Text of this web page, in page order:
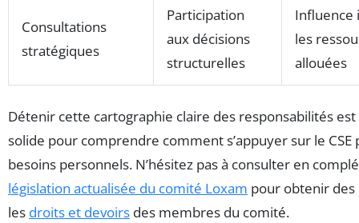
Consultations
stratégiques
Participation
aux décisions
structurelles
Influence
les
allouées
Détenir cette cartographie claire des responsabilités est
solide pour comprendre comment s’appuyer sur le CSE
besoins personnels. N’hésitez pas à consulter en
législation actualisée du comité Loxam pour obtenir des
les droits et devoirs des membres du comité.